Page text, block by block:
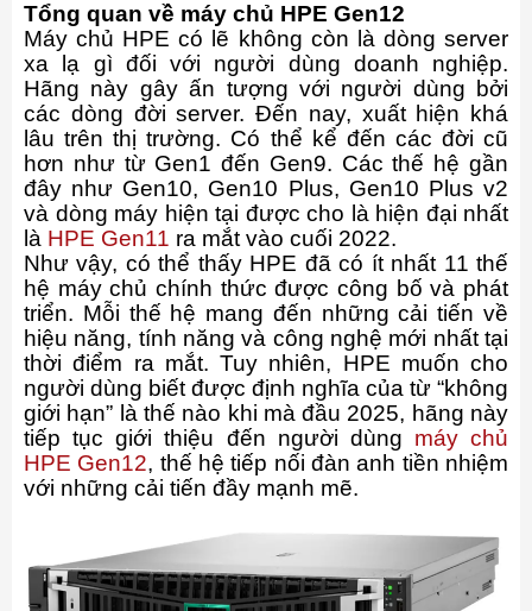
Tổng quan về máy chủ HPE Gen12
Máy chủ HPE có lẽ không còn là dòng server
xa lạ gì đối với người dùng doanh nghiệp.
Hãng này gây ấn tượng với người dùng bởi
các dòng đời server. Đến nay, xuất hiện khá
lâu trên thị trường. Có thể kể đến các đời cũ
hơn như từ Gen1 đến Gen9. Các thế hệ gần
đây như Gen10, Gen10 Plus, Gen10 Plus v2
và dòng máy hiện tại được cho là hiện đại nhất
là HPE Gen11 ra mắt vào cuối 2022.
Như vậy, có thể thấy HPE đã có ít nhất 11 thế
hệ máy chủ chính thức được công bố và phát
triển. Mỗi thế hệ mang đến những cải tiến về
hiệu năng, tính năng và công nghệ mới nhất tại
thời điểm ra mắt. Tuy nhiên, HPE muốn cho
người dùng biết được định nghĩa của từ “không
giới hạn” là thế nào khi mà đầu 2025, hãng này
tiếp tục giới thiệu đến người dùng máy chủ
HPE Gen12, thế hệ tiếp nối đàn anh tiền nhiệm
với những cải tiến đầy mạnh mẽ.